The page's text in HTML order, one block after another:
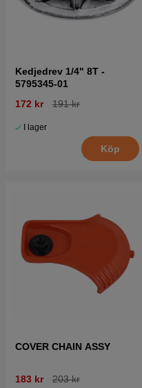
Kedjedrev 1/4" 8T -
5795345-01
172 kr
191 kr
I lager
Köp
COVER CHAIN ASSY
183 kr 203 kr